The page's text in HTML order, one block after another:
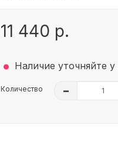
11 440 р.
. Наличие уточняйте
Количество –